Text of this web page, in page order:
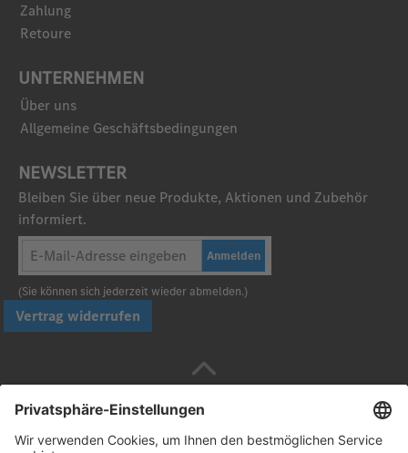
Zahlung
Retoure
UNTERNEHMEN
Über uns
Allgemeine Geschäftsbedingungen
NEWSLETTER
Bleiben Sie über neue Produkte, Aktionen und Zubehör
informiert.
Anmelden
(Sie können sich jederzeit wieder abmelden.)
Vertrag widerrufen
Sicher bezahlen mit